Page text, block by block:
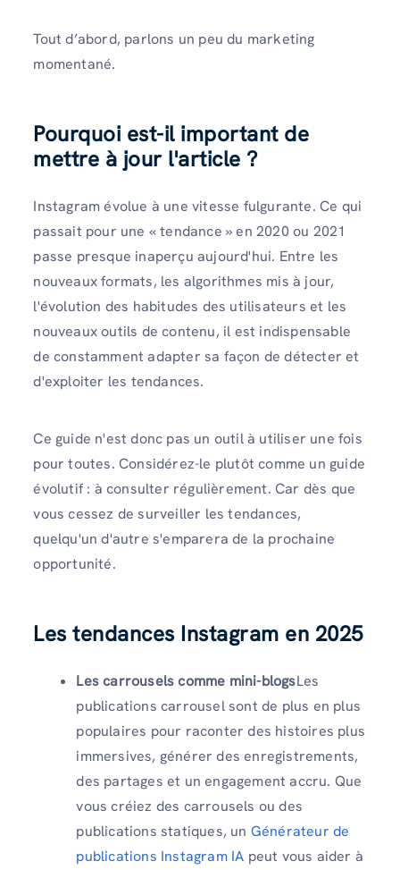
Tout d’abord, parlons un peu du marketing
momentané.
Pourquoi est-il important de
mettre à jour l'article ?
Instagram évolue à une vitesse fulgurante. Ce qui
passait pour une « tendance » en 2020 ou 2021
passe presque inaperçu aujourd'hui. Entre les
nouveaux formats, les algorithmes mis à jour,
l'évolution des habitudes des utilisateurs et les
nouveaux outils de contenu, il est indispensable
de constamment adapter sa façon de détecter et
d'exploiter les tendances.
Ce guide n'est donc pas un outil à utiliser une fois
pour toutes. Considérez-le plutôt comme un guide
évolutif : à consulter régulièrement. Car dès que
vous cessez de surveiller les tendances,
quelqu'un d'autre s'emparera de la prochaine
opportunité.
Les tendances Instagram en 2025
Les carrousels comme mini-blogsLes
publications carrousel sont de plus en plus
populaires pour raconter des histoires plus
immersives, générer des enregistrements,
des partages et un engagement accru. Que
vous créiez des carrousels ou des
publications statiques, un Générateur de
publications Instagram IA peut vous aider à